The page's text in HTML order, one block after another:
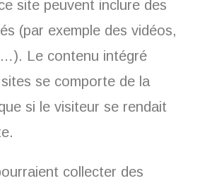
site peuvent inclure des
(par exemple des vidéos,
Le contenu intégré
sites se comporte de la
si le visiteur se rendait
collecter des